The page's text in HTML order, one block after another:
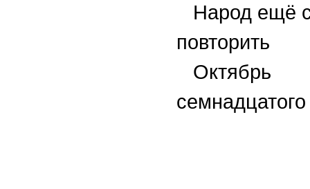
Народ ещё
повторить
Октябрь
семнадцатого